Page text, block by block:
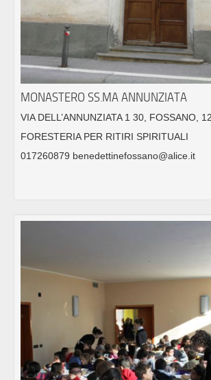
MONASTERO SS.MA ANNUNZIATA
VIA DELL’ANNUNZIATA 1 30, FOSSANO,
FORESTERIA PER RITIRI SPIRITUALI
017260879 benedettinefossano@alice.it